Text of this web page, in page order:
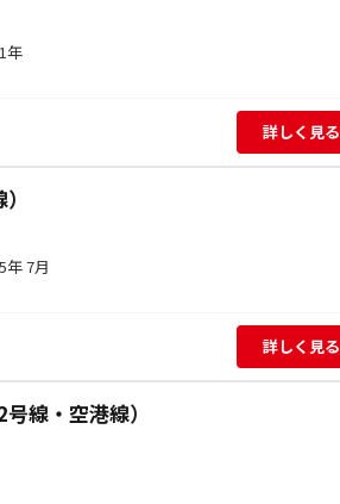
年
詳しく見る
年 7月
詳しく見る
線・空港線）